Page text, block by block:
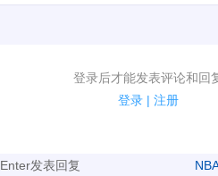
登录后才能发表评论和回
登录 | 注册
可以发表评论了！
发表回复